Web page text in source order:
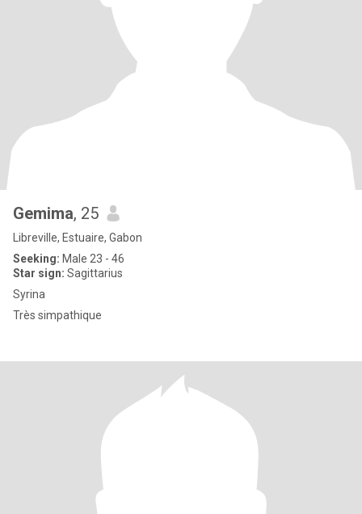
Gemima, 25
Libreville, Estuaire, Gabon
Seeking: Male 23 - 46
Star sign: Sagittarius
Syrina
Très simpathique